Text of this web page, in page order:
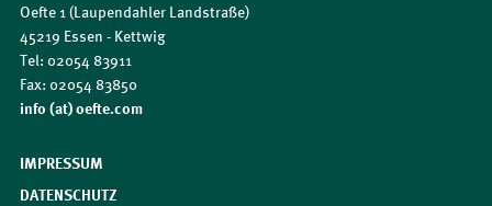
Oefte 1 (Laupendahler Landstraße)
45219 Essen - Kettwig
Tel: 02054 83911
Fax: 02054 83850
​​​​​​​info (at) oefte.com
IMPRESSUM
DATENSCHUTZ